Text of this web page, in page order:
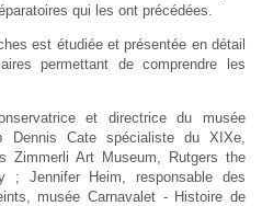
qui les ont précédées.
est étudiée et présentée en détail
permettant de comprendre les
et directrice du musée
Dennis Cate spécialiste du XIXe,
Zimmerli Art Museum, Rutgers the
; Jennifer Heim, responsable des
musée Carnavalet - Histoire de